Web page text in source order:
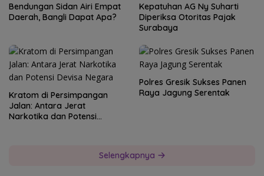
Bendungan Sidan Airi Empat
Daerah, Bangli Dapat Apa?
Kepatuhan AG Ny Suharti
Diperiksa Otoritas Pajak
Surabaya
Kratom di Persimpangan
Jalan: Antara Jerat
Narkotika dan Potensi
Polres Gresik Sukses Panen
Raya Jagung Serentak
Selengkapnya